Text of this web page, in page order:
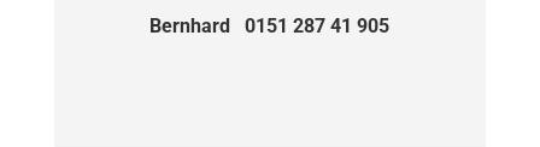
Bernhard 0151 287 41 905